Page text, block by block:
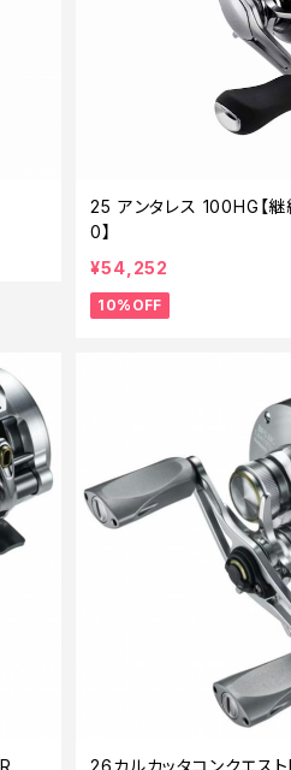
25 アンタレス 100HG【継
0】
¥54,252
10%OFF
26カルカッタコンクエス